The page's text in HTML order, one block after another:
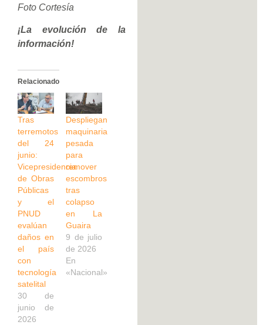
Foto Cortesía
¡La evolución de la
información!
Relacionado
Tras
terremotos
del 24
junio:
Vicepresidencia
de Obras
Públicas
y el
PNUD
evalúan
daños en
el país
con
tecnología
satelital
30 de
junio de
2026
Despliegan
maquinaria
pesada
para
remover
escombros
tras
colapso
en La
Guaira
9 de julio
de 2026
En
«Nacional»